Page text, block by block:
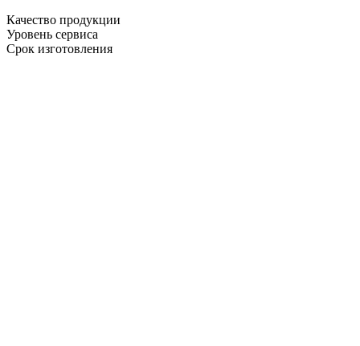
Качество продукции
Уровень сервиса
Срок изготовления